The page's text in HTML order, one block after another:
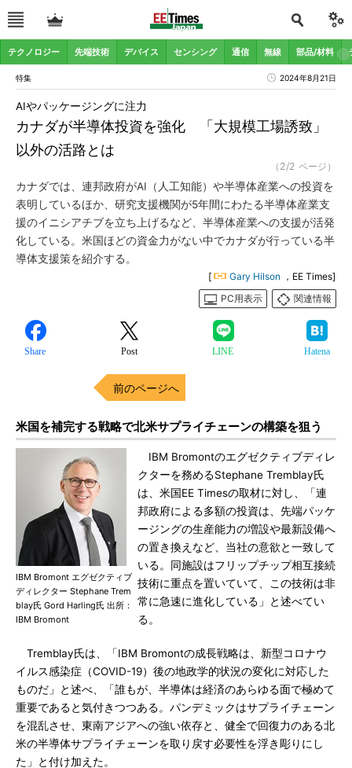
テクノロジー 先端技術 デバイス センシング 通信 無線 部品/材料
特集 2024年8月21日
カナダが半導体投資を強化 「大規模工場誘致」
以外の活路とは
AIやパッケージングに注力
（2/2 ページ）
カナダでは、連邦政府がAI（人工知能）や半導体産業への投資を
表明しているほか、研究支援機関が5年間にわたる半導体産業支
援のイニシアチブを立ち上げるなど、半導体産業への支援が活発
化している。米国ほどの資金力がない中でカナダが行っている半
導体支援策を紹介する。
[ Gary Hilson ，EE Times]
PC用表示
関連情報
Share Post LINE Hatena
前のページへ
米国を補完する戦略で北米サプライチェーンの構築を狙う
IBM Bromont エグゼクティブ
ディレクター Stephane Trem
blay氏 Gord Harling氏 出所：
IBM Bromont
IBM Bromontのエグゼクティブディレ
クターを務めるStephane Tremblay氏
は、米国EE Timesの取材に対し、「連
邦政府による多額の投資は、先端パッケ
ージングの生産能力の増設や最新設備へ
の置き換えなど、当社の意欲と一致して
いる。同施設はフリップチップ相互接続
技術に重点を置いていて、この技術は非
常に急速に進化している」と述べてい
る。
Tremblay氏は、「IBM Bromontの成長戦略は、新型コロナウ
イルス感染症（COVID-19）後の地政学的状況の変化に対応した
ものだ」と述べ、「誰もが、半導体は経済のあらゆる面で極めて
重要であると気付きつつある。パンデミックはサプライチェーン
を混乱させ、東南アジアへの強い依存と、健全で回復力のある北
米の半導体サプライチェーンを取り戻す必要性を浮き彫りにし
た」と付け加えた。